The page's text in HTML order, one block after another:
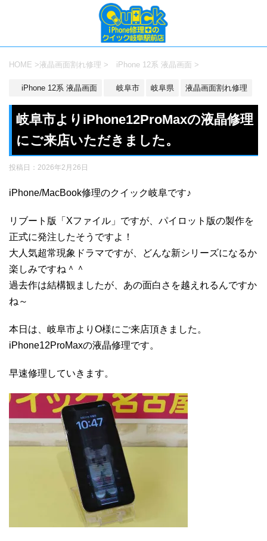
HOME >液晶画面割れ修理 > iPhone 12系 液晶画面 >
iPhone 12系 液晶画面 岐阜市 岐阜県 液晶画面割れ修理
岐阜市よりiPhone12ProMaxの液晶修理
にご来店いただきました。
投稿日： 2026年2月26日
iPhone/MacBook修理のクイック岐阜です♪
リブート版「Xファイル」ですが、パイロット版の製作を
正式に発注したそうですよ！
大人気超常現象ドラマですが、どんな新シリーズになるか
楽しみですね＾＾
過去作は結構観ましたが、あの面白さを越えれるんですか
ね～
本日は、岐阜市よりO様にご来店頂きました。
iPhone12ProMaxの液晶修理です。
早速修理していきます。